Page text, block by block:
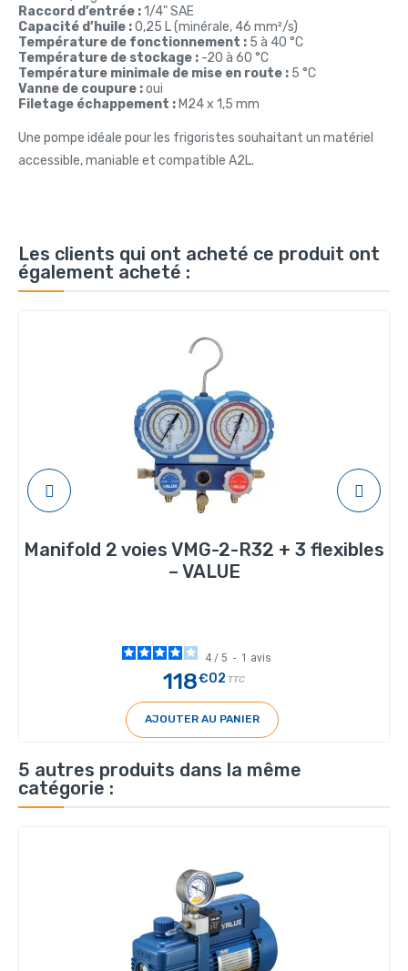
Raccord d’entrée :1/4" SAE
Capacité d’huile :0,25 L (minérale, 46 mm²/s)
Température de fonctionnement : 5 à 40 °C
Température de stockage : -20 à 60 °C
Température minimale de mise en route : 5 °C
Vanne de coupure :oui
Filetage échappement : M24 x 1,5 mm
Une pompe idéale pour les frigoristes souhaitant un matériel
accessible, maniable et compatible A2L.
Les clients qui ont acheté ce produit ont
également acheté :
Manifold 2 voies VMG-2-R32 + 3 flexibles
– VALUE
4 / 5 - 1 avis
118€02 TTC
AJOUTER AU PANIER
5 autres produits dans la même
catégorie :